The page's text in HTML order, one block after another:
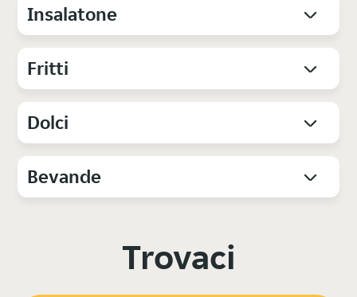
Insalatone
Fritti
Dolci
Bevande
Trovaci